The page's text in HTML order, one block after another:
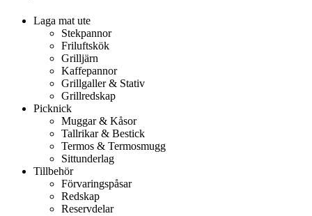
Laga mat ute
Stekpannor
Friluftskök
Grilljärn
Kaffepannor
Grillgaller & Stativ
Grillredskap
Picknick
Muggar & Kåsor
Tallrikar & Bestick
Termos & Termosmugg
Sittunderlag
Tillbehör
Förvaringspåsar
Redskap
Reservdelar